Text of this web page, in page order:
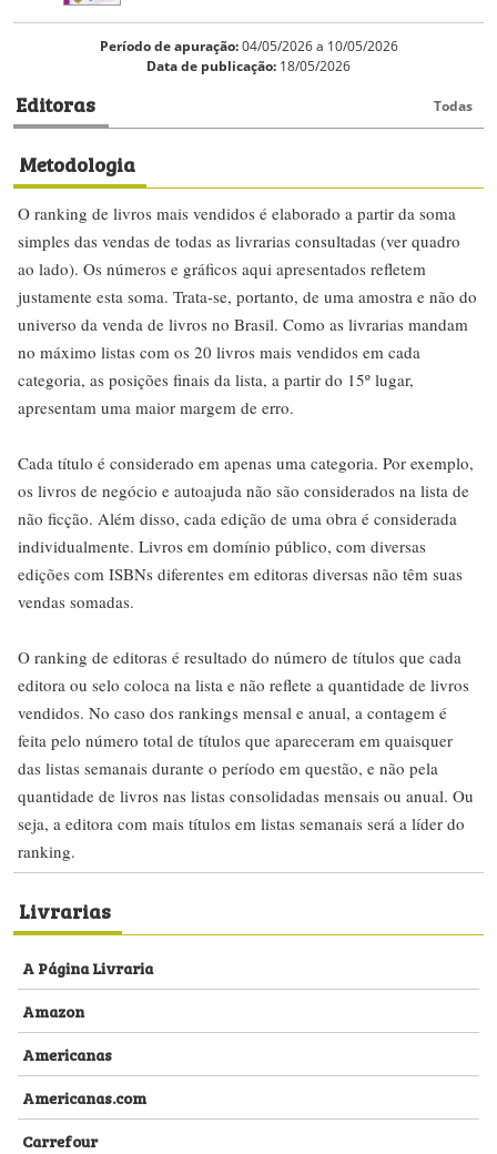
Período de apuração:04/05/2026 a 10/05/2026
Data de publicação: 18/05/2026
Editoras Todas
Metodologia
O ranking de livros mais vendidos é elaborado a partir da soma
simples das vendas de todas as livrarias consultadas (ver quadro
ao lado). Os números e gráficos aqui apresentados refletem
justamente esta soma. Trata-se, portanto, de uma amostra e não do
universo da venda de livros no Brasil. Como as livrarias mandam
no máximo listas com os 20 livros mais vendidos em cada
categoria, as posições finais da lista, a partir do 15º lugar,
apresentam uma maior margem de erro.
Cada título é considerado em apenas uma categoria. Por exemplo,
os livros de negócio e autoajuda não são considerados na lista de
não ficção. Além disso, cada edição de uma obra é considerada
individualmente. Livros em domínio público, com diversas
edições com ISBNs diferentes em editoras diversas não têm suas
vendas somadas.
O ranking de editoras é resultado do número de títulos que cada
editora ou selo coloca na lista e não reflete a quantidade de livros
vendidos. No caso dos rankings mensal e anual, a contagem é
feita pelo número total de títulos que apareceram em quaisquer
das listas semanais durante o período em questão, e não pela
quantidade de livros nas listas consolidadas mensais ou anual. Ou
seja, a editora com mais títulos em listas semanais será a líder do
ranking.
Livrarias
A Página Livraria
Amazon
Americanas
Americanas.com
Carrefour